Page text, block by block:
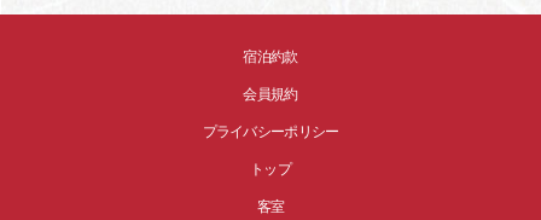
宿泊約款
会員規約
プライバシーポリシー
トップ
客室